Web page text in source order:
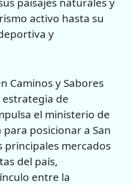
activo hasta su
y
Caminos y Sabores
de
el ministerio de
posicionar a San
principales mercados
del país,
entre la